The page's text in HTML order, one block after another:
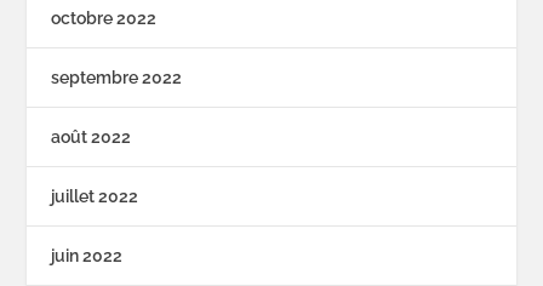
octobre 2022
septembre 2022
août 2022
juillet 2022
juin 2022